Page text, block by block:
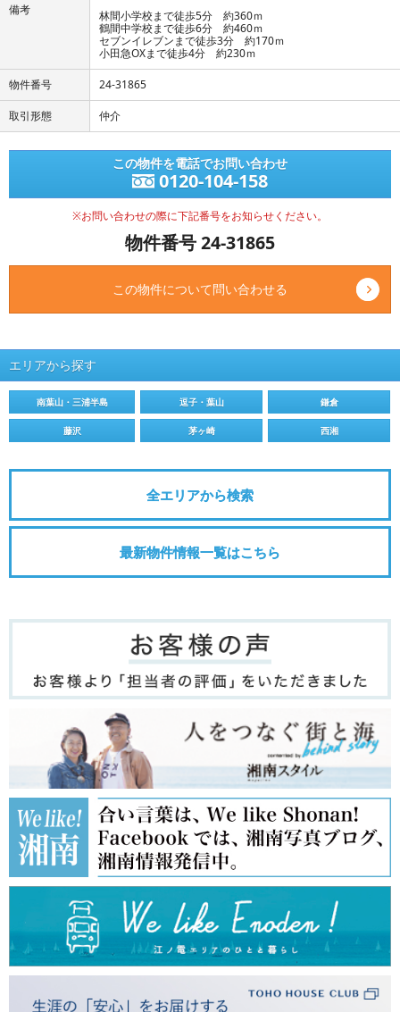
備考
林間小学校まで徒歩5分 約360ｍ
鶴間中学校まで徒歩6分 約460ｍ
セブンイレブンまで徒歩3分 約170ｍ
小田急OXまで徒歩4分 約230ｍ
物件番号 24-31865
取引形態 仲介
この物件を電話でお問い合わせ
0120-104-158
※お問い合わせの際に下記番号をお知らせください。
物件番号 24-31865
この物件について問い合わせる
エリアから探す
南葉山・三浦半島 逗子・葉山 鎌倉
藤沢 茅ヶ崎 西湘
全エリアから検索
最新物件情報一覧はこちら